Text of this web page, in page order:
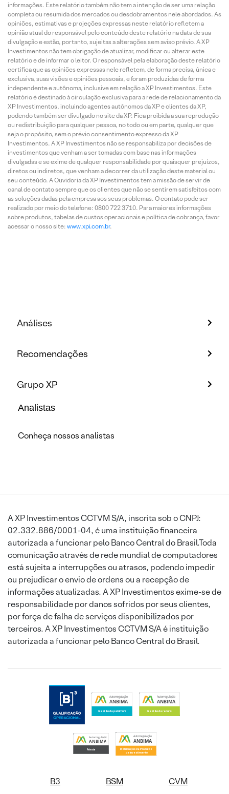
informações. Este relatório também não tem a intenção de ser uma relação
completa ou resumida dos mercados ou desdobramentos nele abordados. As
opiniões, estimativas e projeções expressas neste relatório refletem a
opinião atual do responsável pelo conteúdo deste relatório na data de sua
divulgação e estão, portanto, sujeitas a alterações sem aviso prévio. A XP
Investimentos não tem obrigação de atualizar, modificar ou alterar este
relatório e de informar o leitor. O responsável pela elaboração deste relatório
certifica que as opiniões expressas nele refletem, de forma precisa, única e
exclusiva, suas visões e opiniões pessoais, e foram produzidas de forma
independente e autônoma, inclusive em relação a XP Investimentos. Este
relatório é destinado à circulação exclusiva para a rede de relacionamento da
XP Investimentos, incluindo agentes autônomos da XP e clientes da XP,
podendo também ser divulgado no site da XP. Fica proibida a sua reprodução
ou redistribuição para qualquer pessoa, no todo ou em parte, qualquer que
seja o propósito, sem o prévio consentimento expresso da XP
Investimentos. A XP Investimentos não se responsabiliza por decisões de
investimentos que venham a ser tomadas com base nas informações
divulgadas e se exime de qualquer responsabilidade por quaisquer prejuízos,
diretos ou indiretos, que venham a decorrer da utilização deste material ou
seu conteúdo. A Ouvidoria da XP Investimentos tem a missão de servir de
canal de contato sempre que os clientes que não se sentirem satisfeitos com
as soluções dadas pela empresa aos seus problemas. O contato pode ser
realizado por meio do telefone: 0800 722 3710. Para maiores informações
sobre produtos, tabelas de custos operacionais e política de cobrança, favor
acessar o nosso site: www.xpi.com.br.
Análises
Recomendações
Grupo XP
Analistas
Conheça nossos analistas
A XP Investimentos CCTVM S/A, inscrita sob o CNPJ:
02.332.886/0001-04, é uma instituição financeira
autorizada a funcionar pelo Banco Central do Brasil.Toda
comunicação através de rede mundial de computadores
está sujeita a interrupções ou atrasos, podendo impedir
ou prejudicar o envio de ordens ou a recepção de
informações atualizadas. A XP Investimentos exime-se de
responsabilidade por danos sofridos por seus clientes,
por força de falha de serviços disponibilizados por
terceiros. A XP Investimentos CCTVM S/A é instituição
autorizada a funcionar pelo Banco Central do Brasil.
B3 BSM CVM